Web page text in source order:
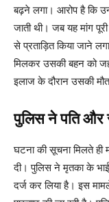
बढ़ने लगा। आरोप है कि
जाती थी। जब यह मांग
से प्रताड़ित किया जाने
मिलकर उसकी बहन को
इलाज के दौरान उसकी
पुलिस ने पति और
घटना की सूचना मिलते
दी। पुलिस ने मृतका के
दर्ज कर लिया है। इस